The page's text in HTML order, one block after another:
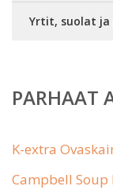
Yrtit, suolat
PARHAAT
K-extra
Campbell Soup